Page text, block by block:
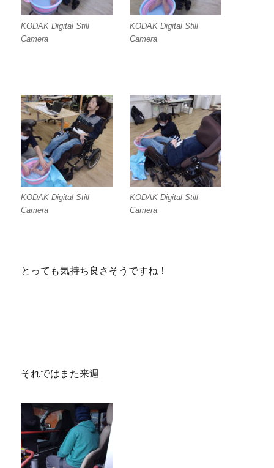
KODAK Digital Still
Camera
KODAK Digital Still
Camera
KODAK Digital Still
Camera
KODAK Digital Still
Camera
とっても気持ち良さそうですね！
それではまた来週